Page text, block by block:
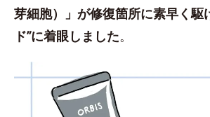
芽細胞）」が修復箇所に素早く駆
ド”に着眼しました。